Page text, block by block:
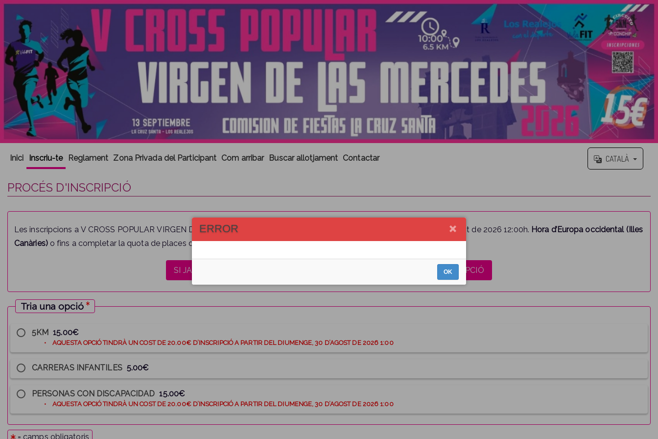
Inici Inscriu-te Reglament Zona Privada del Participant Com arribar Buscar allotjament Contactar CATALÀ
PROCÉS D'INSCRIPCIÓ
Les inscripcions a V CROSS POPULAR VIRGEN DE LAS MERCEDES - LA CRUZ SANTA 2026 finalitzaran el dilluns, 31 d’agost de 2026 12:00h. Hora d’Europa occidental (Illes
Canàries)o fins a completar la quota de places disponibles
Tria una opció
5KM 15.00€
• AQUESTA OPCIÓ TINDRÀ UN COST DE 20.00€ D’INSCRIPCIÓ A PARTIR DEL DIUMENGE, 30 D’AGOST DE 2026 1:00
CARRERAS INFANTILES 5.00€
PERSONAS CON DISCAPACIDAD 15.00€
• AQUESTA OPCIÓ TINDRÀ UN COST DE 20.00€ D’INSCRIPCIÓ A PARTIR DEL DIUMENGE, 30 D’AGOST DE 2026 1:00
= camps obligatoris
ERROR
OK